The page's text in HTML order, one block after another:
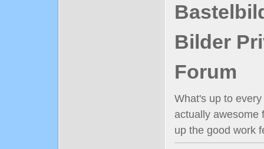
Bilder
Forum
What's up to
actually awesome
up the good work